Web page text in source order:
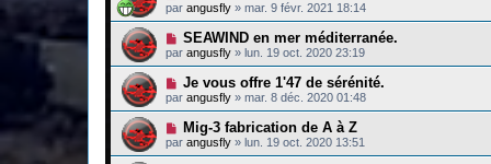
par angusfly » mar. 9 févr. 2021 18:14
SEAWIND en mer méditerranée.
par angusfly » lun. 19 oct. 2020 23:19
Je vous offre 1'47 de sérénité.
par angusfly » mar. 8 déc. 2020 01:48
Mig-3 fabrication de A à Z
par angusfly » lun. 19 oct. 2020 13:51